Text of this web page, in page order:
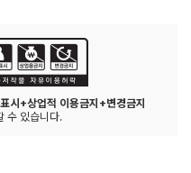
시+상업적 이용금지+변경금지
수 있습니다.